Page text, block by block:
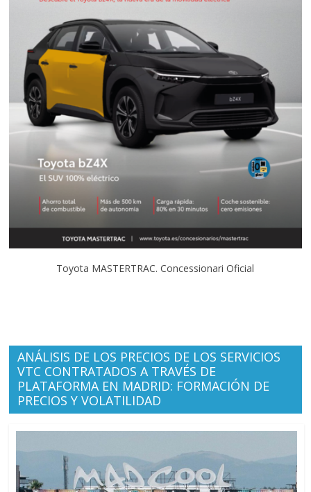
Toyota MASTERTRAC. Concessionari Oficial
ANÁLISIS DE LOS PRECIOS DE LOS SERVICIOS
VTC CONTRATADOS A TRAVÉS DE
PLATAFORMA EN MADRID: FORMACIÓN DE
PRECIOS Y VOLATILIDAD